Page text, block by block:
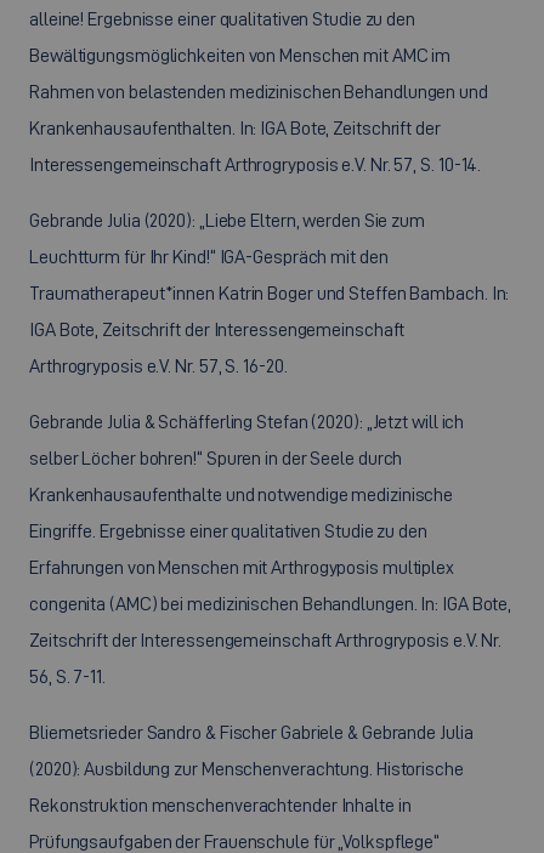
alleine! Ergebnisse einer qualitativen Studie zu den
Bewältigungsmöglichkeiten von Menschen mit AMC im
Rahmen von belastenden medizinischen Behandlungen und
Krankenhausaufenthalten. In: IGA Bote, Zeitschrift der
Interessengemeinschaft Arthrogryposis e.V. Nr. 57, S. 10-14.
Gebrande Julia (2020): „Liebe Eltern, werden Sie zum
Leuchtturm für Ihr Kind!“ IGA-Gespräch mit den
Traumatherapeut*innen Katrin Boger und Steffen Bambach. In:
IGA Bote, Zeitschrift der Interessengemeinschaft
Arthrogryposis e.V. Nr. 57, S. 16-20.
Gebrande Julia & Schäfferling Stefan (2020): „Jetzt will ich
selber Löcher bohren!“ Spuren in der Seele durch
Krankenhausaufenthalte und notwendige medizinische
Eingriffe. Ergebnisse einer qualitativen Studie zu den
Erfahrungen von Menschen mit Arthrogyposis multiplex
congenita (AMC) bei medizinischen Behandlungen. In: IGA Bote,
Zeitschrift der Interessengemeinschaft Arthrogryposis e.V. Nr.
56, S. 7-11.
Bliemetsrieder Sandro & Fischer Gabriele & Gebrande Julia
(2020): Ausbildung zur Menschenverachtung. Historische
Rekonstruktion menschenverachtender Inhalte in
Prüfungsaufgaben der Frauenschule für „Volkspflege“